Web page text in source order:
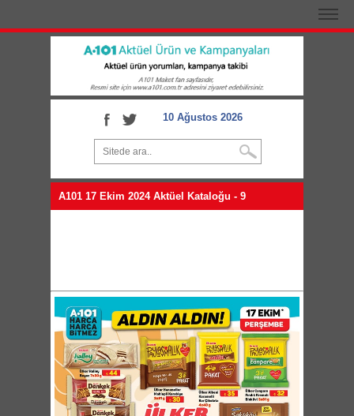
10 Ağustos 2026
A101 17 Ekim 2024 Aktüel Kataloğu - 9